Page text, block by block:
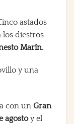
astados
los diestros
Marín.
y una
con un Gran
agostoy el